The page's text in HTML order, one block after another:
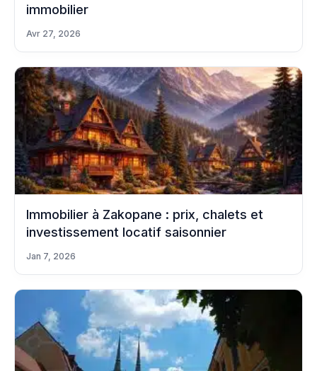
immobilier
Avr 27, 2026
Immobilier à Zakopane : prix, chalets et
investissement locatif saisonnier
Jan 7, 2026